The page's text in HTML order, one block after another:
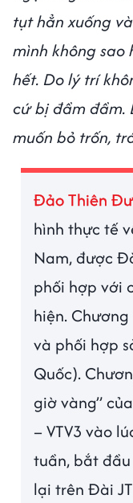
tụt hẳn xuống
mình không sao
hết. Do lý trí
cứ bị đầm đầm.
muốn bỏ trốn,
Đảo Thiên
hình thực tế
Nam, được
phối hợp với
hiện.
và phối hợp
Quốc).
giờ vàng”
– VTV3 vào
tuần, bắt
lại trên Đài